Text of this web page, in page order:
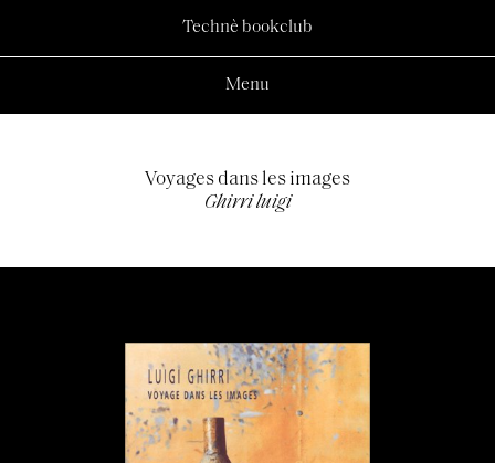
Technè bookclub
Menu
Voyages dans les images
Ghirri luigi